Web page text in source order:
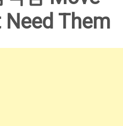
Need Them